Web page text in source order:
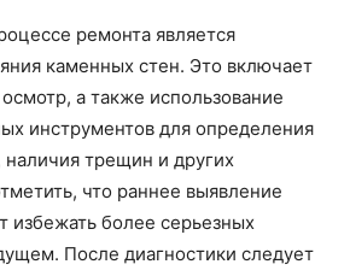
ремонта является
каменных стен. Это включает
а также использование
инструментов для определения
трещин и других
что раннее выявление
избежать более серьезных
После диагностики следует